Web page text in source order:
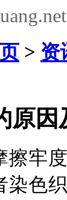
> 资
原因
擦牢
染色